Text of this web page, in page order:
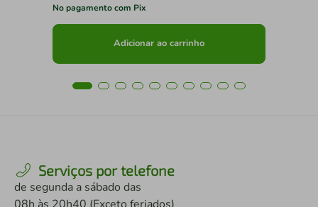
No pagamento com Pix
Adicionar ao carrinho
Serviços por telefone
de segunda a sábado das